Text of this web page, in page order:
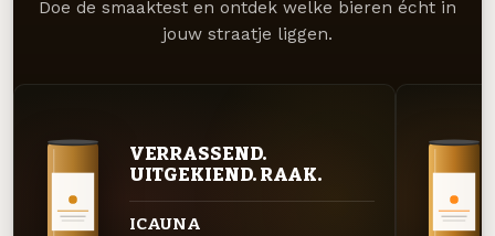
Doe de smaaktest en ontdek welke bieren écht in
jouw straatje liggen.
VERRASSEND.
UITGEKIEND. RAAK.
ICAUNA